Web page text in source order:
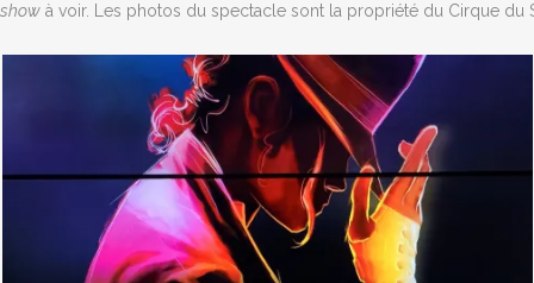
show à voir. Les photos du spectacle sont la propriété du Cirque du